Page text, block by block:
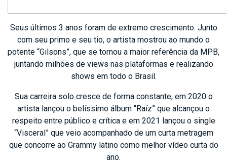
Seus últimos 3 anos foram de extremo crescimento. Junto
com seu primo e seu tio, o artista mostrou ao mundo o
potente “Gilsons”, que se tornou a maior referência da MPB,
juntando milhões de views nas plataformas e realizando
shows em todo o Brasil.
Sua carreira solo cresce de forma constante, em 2020 o
artista lançou o belíssimo álbum “Raíz” que alcançou o
respeito entre público e crítica e em 2021 lançou o single
“Visceral” que veio acompanhado de um curta metragem
que concorre ao Grammy latino como melhor vídeo curta do
ano.